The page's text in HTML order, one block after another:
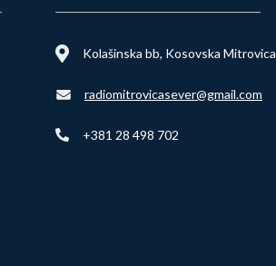
Kolašinska bb, Kosovska Mitrovica
radiomitrovicasever@gmail.com
+381 28 498 702